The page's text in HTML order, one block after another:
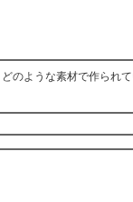
のような素材で作られて